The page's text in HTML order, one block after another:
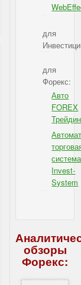
для
для
Форекс:
Авто
FOREX
система
Invest-
System
обзоры
Форекс: